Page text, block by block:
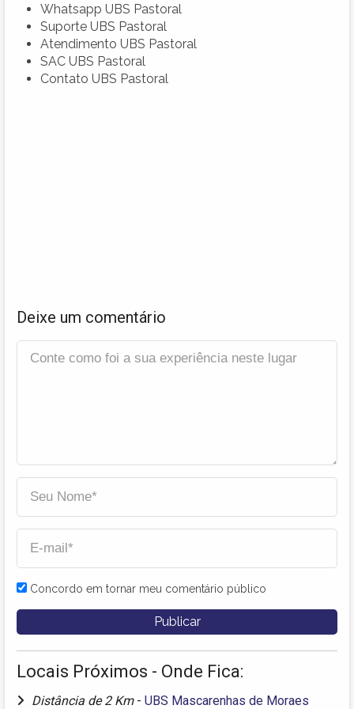
Whatsapp UBS Pastoral
Suporte UBS Pastoral
Atendimento UBS Pastoral
SAC UBS Pastoral
Contato UBS Pastoral
Deixe um comentário
Concordo em tornar meu comentário público
Locais Próximos - Onde Fica:
Distância de 2 Km - UBS Mascarenhas de Moraes